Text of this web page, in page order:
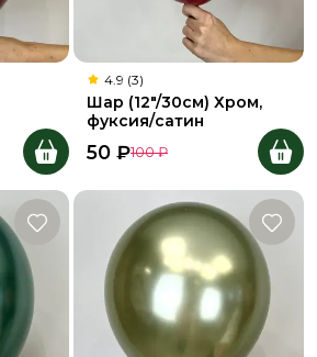
4.9 (3)
Шар (12"/30см) Хром,
фуксия/сатин
50 ₽100 ₽